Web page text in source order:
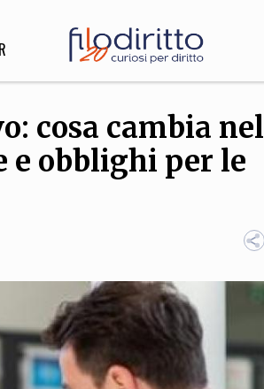
DIRITTO
INNOVAZIONE
Scienze informatiche,
Architettura, Ingegneria
cosa cambia nel
e obblighi per le